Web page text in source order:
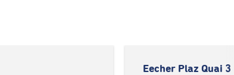
Eecher Plaz Quai 3